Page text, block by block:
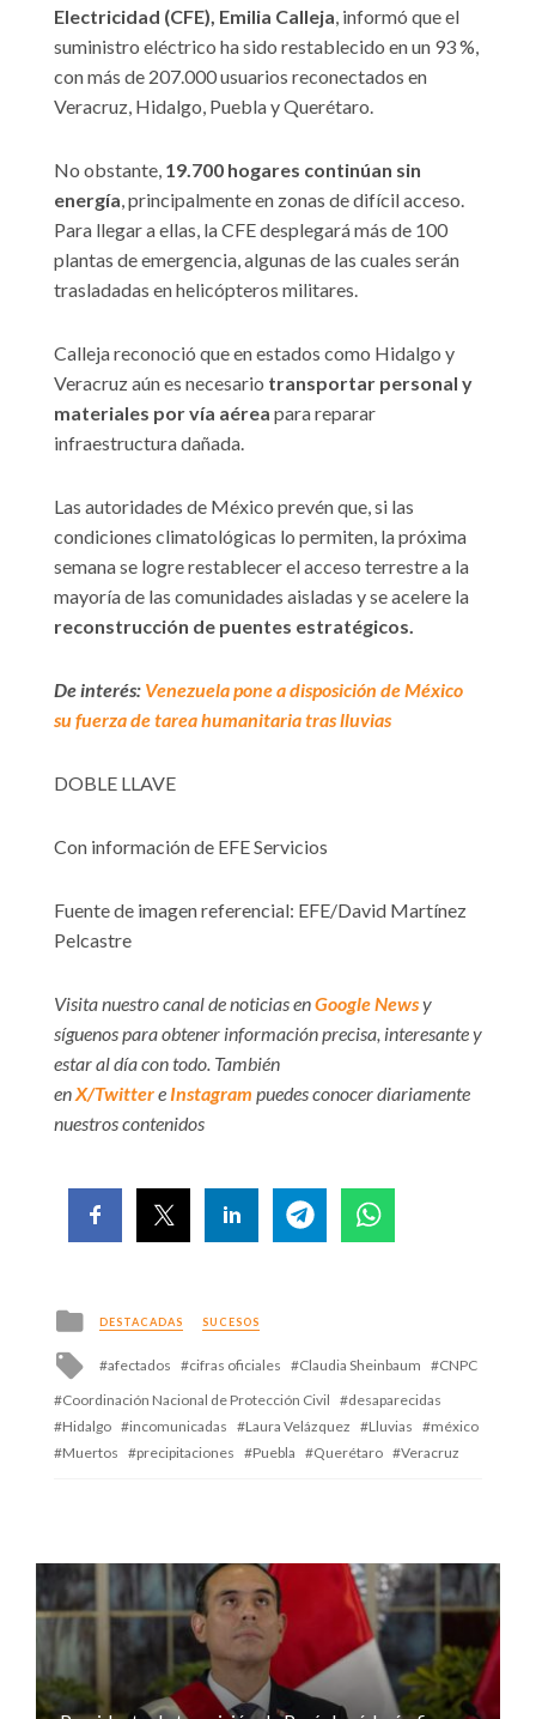
Electricidad (CFE), Emilia Calleja, informó que el
suministro eléctrico ha sido restablecido en un 93 %,
con más de 207.000 usuarios reconectados en
Veracruz, Hidalgo, Puebla y Querétaro.
No obstante, 19.700 hogares continúan sin
energía, principalmente en zonas de difícil acceso.
Para llegar a ellas, la CFE desplegará más de 100
plantas de emergencia, algunas de las cuales serán
trasladadas en helicópteros militares.
Calleja reconoció que en estados como Hidalgo y
Veracruz aún es necesario transportar personal y
materiales por vía aérea para reparar
infraestructura dañada.
Las autoridades de México prevén que, si las
condiciones climatológicas lo permiten, la próxima
semana se logre restablecer el acceso terrestre a la
mayoría de las comunidades aisladas y se acelere la
reconstrucción de puentes estratégicos.
De interés: Venezuela pone a disposición de México
su fuerza de tarea humanitaria tras lluvias
DOBLE LLAVE
Con información de EFE Servicios
Fuente de imagen referencial: EFE/David Martínez
Pelcastre
Visita nuestro canal de noticias enGoogle Newsy
síguenos para obtener información precisa, interesante y
estar al día con todo. También
enX/Twittere Instagram puedes conocer diariamente
nuestros contenidos
Posted
in
DESTACADAS SUCESOS
Tagged
afectados cifras oficiales Claudia Sheinbaum
CNPC
Coordinación Nacional de Protección Civil
desaparecidas
Hidalgo
incomunicadas Laura Velázquez Lluvias
méxico
Muertos
precipitaciones Puebla Querétaro Veracruz